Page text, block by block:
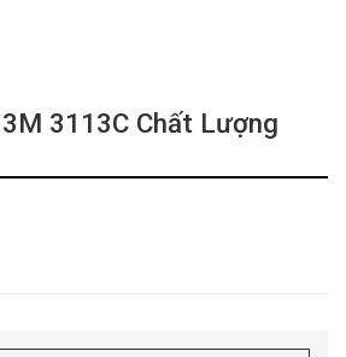
3113C Chất Lượng